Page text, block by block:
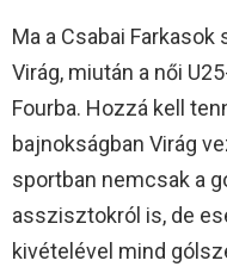
Ma a Csabai
Virág, miután a női
Fourba. Hozzá kell
bajnokságban Virág
sportban nemcsak a
asszisztokról is, de
kivételével mind